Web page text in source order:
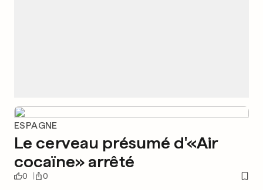
ESPAGNE
Le cerveau présumé d'«Air
cocaïne» arrêté
0 0